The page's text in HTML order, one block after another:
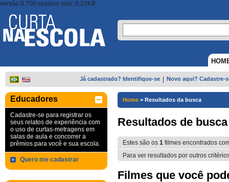
versão 0.700 session size: 0,23KB
Já cadastrado? Identifique-se Novo aqui? Cadastre-
Educadores
Cadastre-se para registrar os
seus relatos de experiência com
o uso de curtas-metragens em
salas de aula e concorrer a
prêmios para você e sua escola.
Quero me cadastrar
Home > Resultados da busca
Resultados de busca
Estes são os 1 filmes encontrados
Para ver resultados por outros
Filmes que você